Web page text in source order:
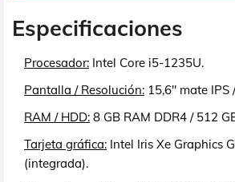
Especificaciones
Procesador: Intel Core i5-1235U.
Pantalla / Resolución: 15,6" mate
RAM / HDD: 8 GB RAM DDR4 / 512
Tarjeta gráfica: Intel Iris Xe Graphics
(integrada).